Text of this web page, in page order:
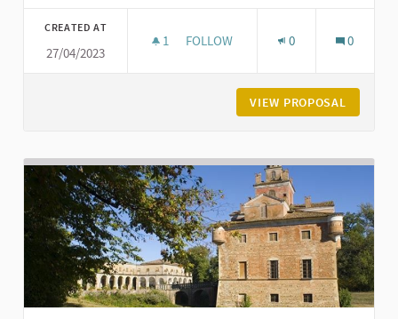
CREATED AT
27/04/2023
1 1 FOLLOWER
FOLLOW 0 0
VIEW PROPOSAL